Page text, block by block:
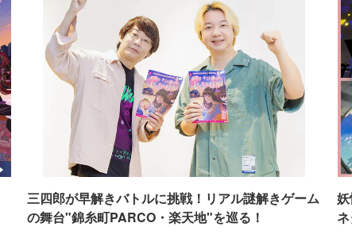
三四郎が早解きバトルに挑戦！リアル謎解きゲーム
の舞台"錦糸町PARCO・楽天地"を巡る！